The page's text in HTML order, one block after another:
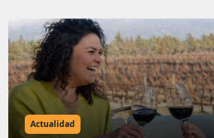
Actualidad